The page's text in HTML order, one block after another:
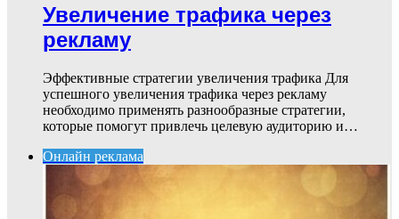
Увеличение трафика через
рекламу
Эффективные стратегии увеличения трафика Для
успешного увеличения трафика через рекламу
необходимо применять разнообразные стратегии,
которые помогут привлечь целевую аудиторию и…
Онлайн реклама